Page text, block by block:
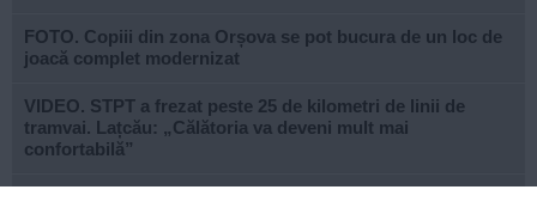
FOTO. Copiii din zona Orșova se pot bucura de un loc de
joacă complet modernizat
VIDEO. STPT a frezat peste 25 de kilometri de linii de
tramvai. Lațcău: „Călătoria va deveni mult mai
confortabilă”